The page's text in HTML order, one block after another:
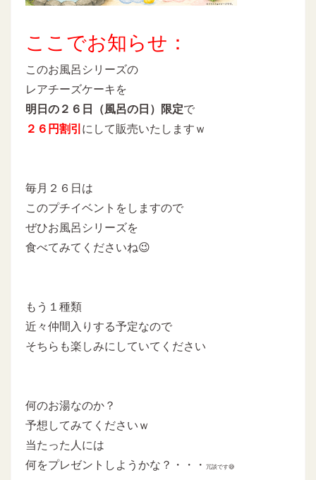
ここでお知らせ：
このお風呂シリーズの
レアチーズケーキを
明日の２６日（風呂の日）限定で
２６円割引 にして販売いたしますｗ
毎月２６日は
このプチイベントをしますので
ぜひお風呂シリーズを
食べてみてくださいね😉
もう１種類
近々仲間入りする予定なので
そちらも楽しみにしていてください
何のお湯なのか？
予想してみてくださいｗ
当たった人には
何をプレゼントしようかな？・・・
冗談です😅